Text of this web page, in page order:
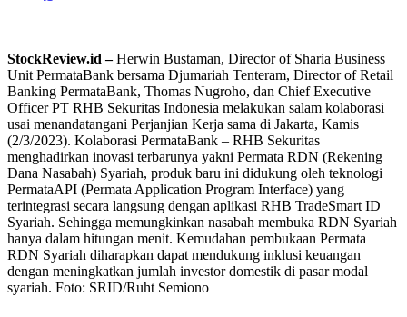
StockReview.id –Herwin Bustaman, Director of Sharia Business
Unit PermataBank bersama Djumariah Tenteram, Director of Retail
Banking PermataBank, Thomas Nugroho, dan Chief Executive
Officer PT RHB Sekuritas Indonesia melakukan salam kolaborasi
usai menandatangani Perjanjian Kerja sama di Jakarta, Kamis
(2/3/2023). Kolaborasi PermataBank – RHB Sekuritas
menghadirkan inovasi terbarunya yakni Permata RDN (Rekening
Dana Nasabah) Syariah, produk baru ini didukung oleh teknologi
PermataAPI (Permata Application Program Interface) yang
terintegrasi secara langsung dengan aplikasi RHB TradeSmart ID
Syariah. Sehingga memungkinkan nasabah membuka RDN Syariah
hanya dalam hitungan menit. Kemudahan pembukaan Permata
RDN Syariah diharapkan dapat mendukung inklusi keuangan
dengan meningkatkan jumlah investor domestik di pasar modal
syariah. Foto: SRID/Ruht Semiono